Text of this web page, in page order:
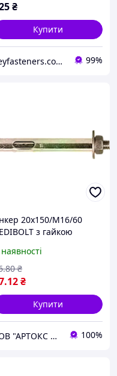
₴
Купити
keyfasteners.com.ua 99%
20х150/М16/60
з гайкою
.12₴
.80 ₴
Купити
ТОВ "АРТОКС ЛТД" 100%